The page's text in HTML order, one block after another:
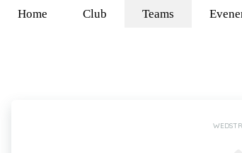
Home Club Teams